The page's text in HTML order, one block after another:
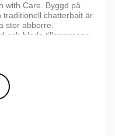
with Care. Byggd på
traditionell chatterbait är
stor abborre.
och blade tillsammans
gång, tydliga